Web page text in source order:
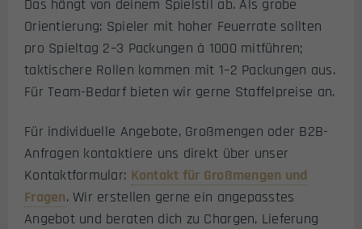
Das hängt von deinem Spielstil ab. Als grobe
Orientierung: Spieler mit hoher Feuerrate sollten
pro Spieltag 2–3 Packungen à 1000 mitführen;
taktischere Rollen kommen mit 1–2 Packungen aus.
Für Team-Bedarf bieten wir gerne Staffelpreise an.
Für individuelle Angebote, Großmengen oder B2B-
Anfragen kontaktiere uns direkt über unser
Kontaktformular: Kontakt für Großmengen und
Fragen. Wir erstellen gerne ein angepasstes
Angebot und beraten dich zu Chargen, Lieferung